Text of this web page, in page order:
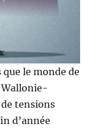
le monde de
Wallonie-
tensions
d’année